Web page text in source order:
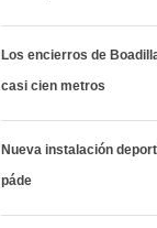
Los encierros de
casi cien metros
Nueva instalación
páde